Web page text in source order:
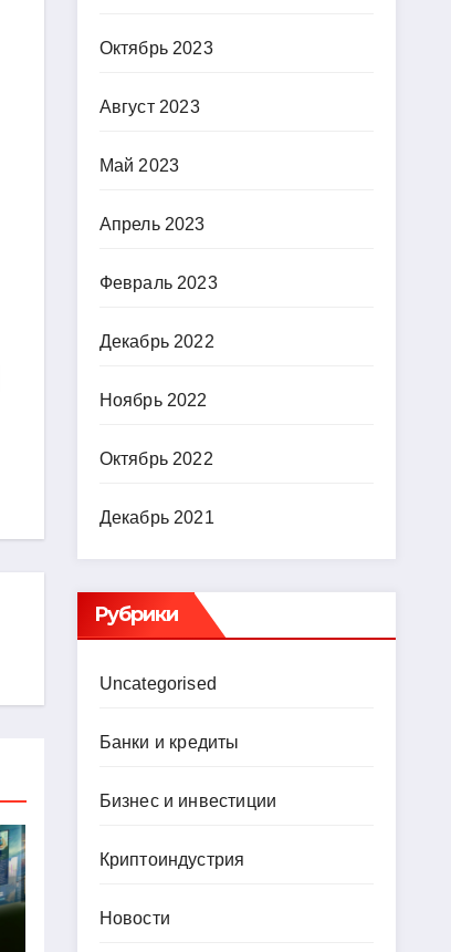
Октябрь 2023
Август 2023
Май 2023
Апрель 2023
Февраль 2023
Декабрь 2022
Ноябрь 2022
Октябрь 2022
Декабрь 2021
Рубрики
Uncategorised
Банки и кредиты
Бизнес и инвестиции
Криптоиндустрия
Новости